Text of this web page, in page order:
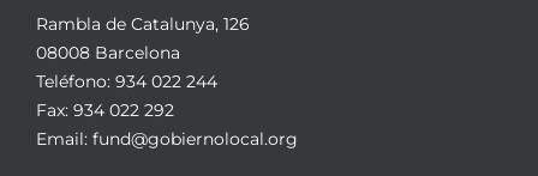
Rambla de Catalunya, 126
08008 Barcelona
Teléfono: 934 022 244
Fax: 934 022 292
Email: fund@gobiernolocal.org